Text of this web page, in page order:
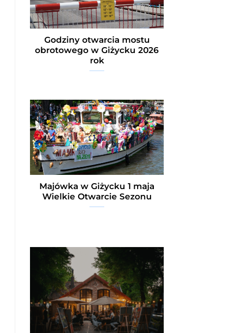
Godziny otwarcia mostu
obrotowego w Giżycku 2026
rok
Majówka w Giżycku 1 maja
Wielkie Otwarcie Sezonu